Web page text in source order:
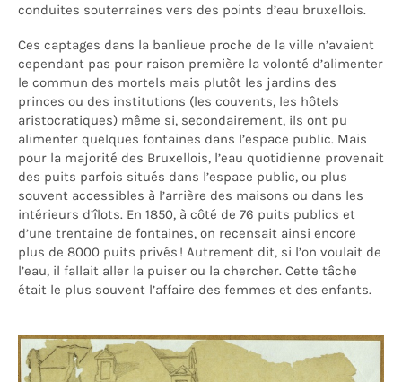
conduites souterraines vers des points d’eau bruxellois.
Ces captages dans la banlieue proche de la ville n’avaient
cependant pas pour raison première la volonté d’alimenter
le commun des mortels mais plutôt les jardins des
princes ou des institutions (les couvents, les hôtels
aristocratiques) même si, secondairement, ils ont pu
alimenter quelques fontaines dans l’espace public. Mais
pour la majorité des Bruxellois, l’eau quotidienne provenait
des puits parfois situés dans l’espace public, ou plus
souvent accessibles à l’arrière des maisons ou dans les
intérieurs d’îlots. En 1850, à côté de 76 puits publics et
d’une trentaine de fontaines, on recensait ainsi encore
plus de 8000 puits privés ! Autrement dit, si l’on voulait de
l’eau, il fallait aller la puiser ou la chercher. Cette tâche
était le plus souvent l’affaire des femmes et des enfants.